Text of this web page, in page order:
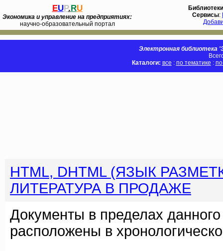
EUP.RU
Экономика и управление на предприятиях:
научно-образовательный портал
Библиотеки
Сервисы:
Электронная библиотека
Каталоги: все : по тематике :
HTML, DHTML (ЯЗЫК
ЛИТЕРАТУРА В ПРОДАЖЕ
Документы в пределах
расположены в